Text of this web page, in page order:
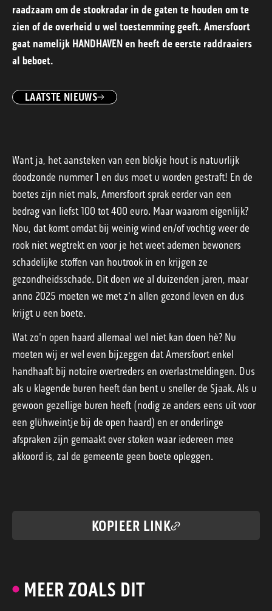
raadzaam om de stookradar in de gaten te houden om te
zien of de overheid u wel toestemming geeft. Amersfoort
gaat namelijk HANDHAVEN en heeft de eerste raddraaiers
al beboet.
LAATSTE NIEUWS
Want ja, het aansteken van een blokje hout is natuurlijk
doodzonde nummer 1 en dus moet u worden gestraft! En de
boetes zijn niet mals, Amersfoort sprak eerder van een
bedrag van liefst 100 tot 400 euro. Maar waarom eigenlijk?
Nou, dat komt omdat bij weinig wind en/of vochtig weer de
rook niet wegtrekt en voor je het weet ademen bewoners
schadelijke stoffen van houtrook in en krijgen ze
gezondheidsschade. Dit doen we al duizenden jaren, maar
anno 2025 moeten we met z'n allen gezond leven en dus
krijgt u een boete.
Wat zo'n open haard allemaal wel niet kan doen hè? Nu
moeten wij er wel even bijzeggen dat Amersfoort enkel
handhaaft bij notoire overtreders en overlastmeldingen. Dus
als u klagende buren heeft dan bent u sneller de Sjaak. Als u
gewoon gezellige buren heeft (nodig ze anders eens uit voor
een glühweintje bij de open haard) en er onderlinge
afspraken zijn gemaakt over stoken waar iedereen mee
akkoord is, zal de gemeente geen boete opleggen.
KOPIEER LINK
MEER ZOALS DIT